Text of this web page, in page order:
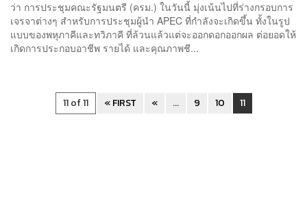
ว่า การประชุมคณะรัฐมนตรี (ครม.) ในวันนี้ มุ่งเน้นไปที่ร่างกรอบการ
เจรจาต่างๆ สำหรับการประชุมผู้นำ APEC ที่กำลังจะเกิดขึ้น ทั้งในรูป
แบบของพหุภาคีและทวิภาคี ที่ล้วนแล้วแต่จะออกดอกออกผล ต่อยอดให้
เกิดการประกอบอาชีพ รายได้ และคุณภาพชี...
11 of 11 « FIRST « ... 9 10 11